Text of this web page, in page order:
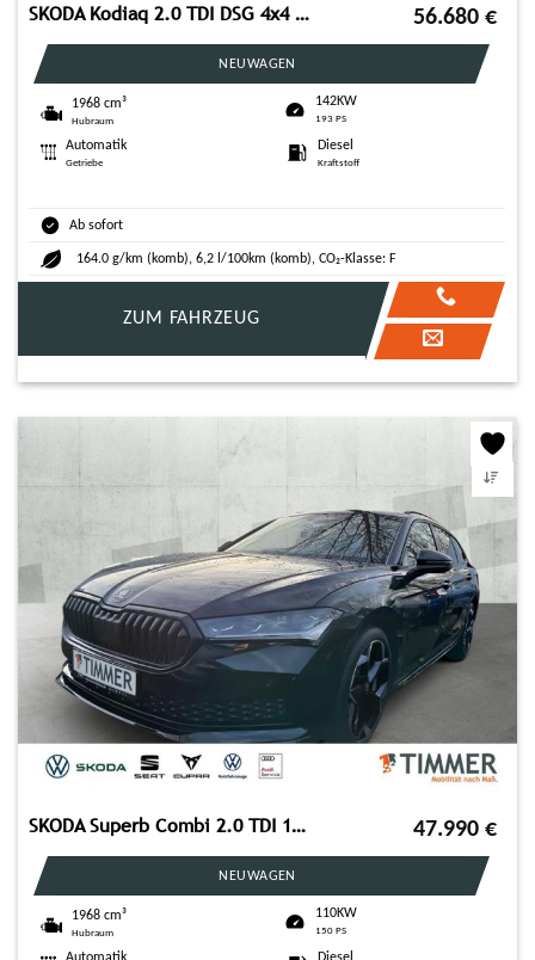
SKODA Kodiaq 2.0 TDI DSG 4x4 Sportline *AHK*PANORAMA* 56.680 €
NEUWAGEN
1968 cm³
Hubraum
142KW
193 PS
Automatik
Getriebe
Diesel
Kraftstoff
Ab sofort
164.0 g/km (komb), 6,2 l/100km (komb), CO₂-Klasse: F
ZUM FAHRZEUG
SKODA Superb Combi 2.0 TDI 110 kW Sportline *AHK*FAHRA 47.990 €
NEUWAGEN
1968 cm³
Hubraum
110KW
150 PS
Automatik Diesel